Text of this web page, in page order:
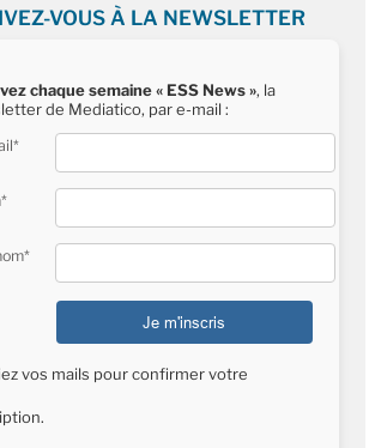
VOUS À LA NEWSLETTER
chaque semaine « ESS News », la
de Mediatico, par e-mail :
vos mails pour confirmer votre